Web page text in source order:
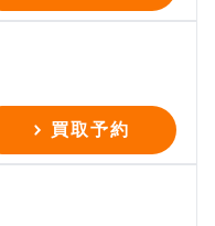
買取予約